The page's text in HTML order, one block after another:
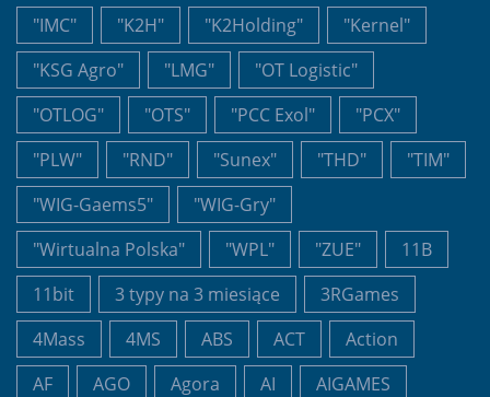
"IMC"
"K2H" "K2Holding"
"Kernel"
"KSG Agro"
"LMG"
"OT Logistic"
"OTLOG"
"OTS" "PCC Exol"
"PCX"
"PLW"
"RND" "Sunex" "THD"
"TIM"
"WIG-Gaems5"
"WIG-Gry"
"Wirtualna Polska"
"WPL" "ZUE"
11B
11bit
3 typy na 3 miesiące
3RGames
4Mass
4MS ABS ACT
Action
AF
AGO Agora AI
AIGAMES